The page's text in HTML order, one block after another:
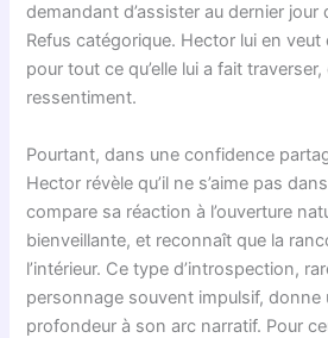
demandant d’assister au dernier jour
Refus catégorique. Hector lui en
pour tout ce qu’elle lui a fait
ressentiment.
Pourtant, dans une confidence
Hector révèle qu’il ne s’aime pas
compare sa réaction à l’ouverture
bienveillante, et reconnaît que la
l’intérieur. Ce type d’introspection,
personnage souvent impulsif, donne
profondeur à son arc narratif. Pour